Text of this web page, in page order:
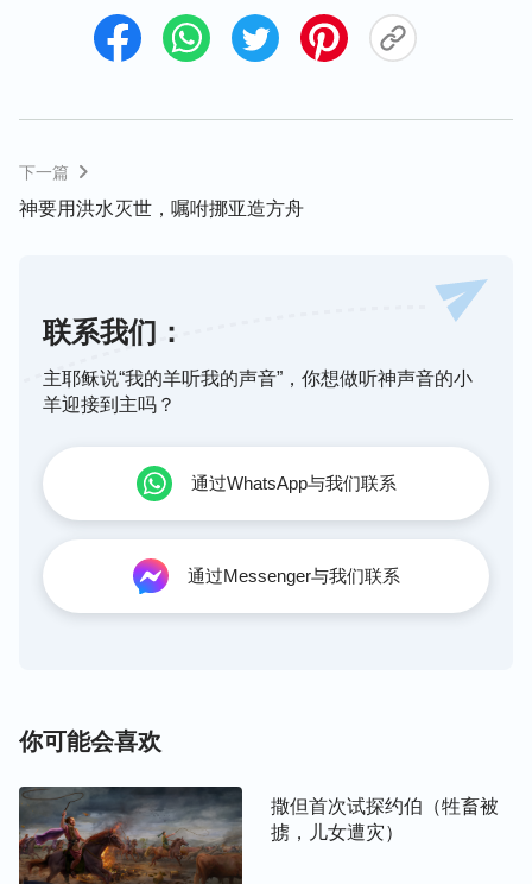
掺杂的，是经得起考验的，他的心是纯洁的，他的心
向神是敞开的，他不需要太多的道理上的认识来说服
什么他就做什么。这是挪亚与现在的人在实质上的区
别，这也正是神眼中的完全人的真正解释。神要的是
人看人的外表，而神看的是人的内心与人的实质。在
神那儿容不得人对他有一点儿马虎与疑惑，也容不得
人对他有任何的猜忌或者试探。所以说，现在的人虽
然与神话面对面，甚至可以说与神面对面，但是因着
与神敌对的态度，拦阻了人对神的真实相信，也阻挠
了人对神的顺服，这样，人就很难得到神对挪亚一样
——《话・卷二 关于认识神・神的作工、神的性情与神自
己 一》
下一篇
神要用洪水灭世，嘱咐挪亚造方舟
联系我们：
主耶稣说“我的羊听我的声音”，你想做听神声音的小
羊迎接到主吗？
通过WhatsApp与我们联系
通过Messenger与我们联系
你可能会喜欢
撒但首次试探约伯（牲畜被
掳，儿女遭灾）